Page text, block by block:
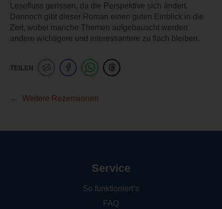
Lesefluss gerissen, da die Perspektive sich ändert.
Dennoch gibt dieser Roman einen guten Einblick in die
Zeit, wobei manche Themen aufgebauscht werden
andere wichtigere und interessantere zu flach bleiben.
TEILEN
Weitere Rezensionen
Service
So funktioniert‘s
FAQ